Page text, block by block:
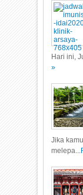
Hari ini,
»
Jika
melepa...